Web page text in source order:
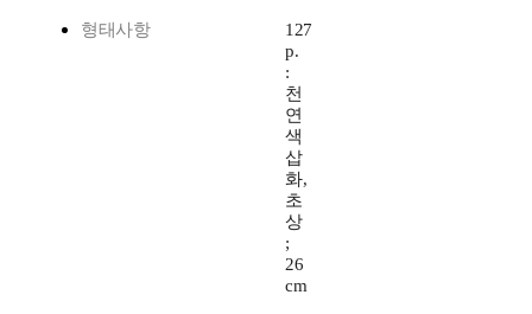
형태사항
127
p.
:
천
연
색
삽
화,
초
상
;
26
cm